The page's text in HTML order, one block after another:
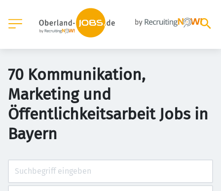
70 Kommunikation,
Marketing und
Öffentlichkeitsarbeit Jobs in
Bayern